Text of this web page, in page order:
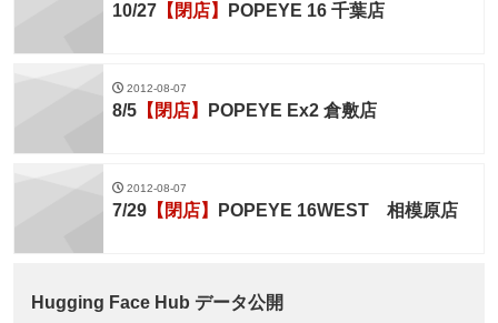
10/27 【閉店】 POPEYE 16 千葉店
2012-08-07
8/5 【閉店】 POPEYE Ex2 倉敷店
2012-08-07
7/29 【閉店】 POPEYE 16WEST 相模原店
Hugging Face Hub データ公開